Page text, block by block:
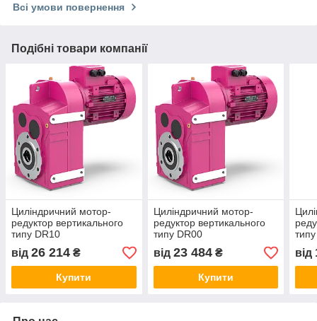
Всі умови повернення
Подібні товари компанії
Циліндричний мотор-
редуктор вертикального
типу DR10
від 26 214 ₴
Купити
Циліндричний мотор-
редуктор вертикального
типу DR00
від 23 484₴
Купити
від